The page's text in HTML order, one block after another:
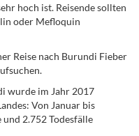
hoch ist. Reisende sollten
oder Mefloquin
Reise nach Burundi Fieber
wurde im Jahr 2017
Von Januar bis
2.752 Todesfälle